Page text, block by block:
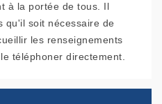
à la portée de tous. Il
qu'il soit nécessaire de
les renseignements
téléphoner directement.